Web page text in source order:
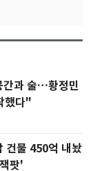
간과 술…황정민
했다"
건물 450억 내놨
팟'